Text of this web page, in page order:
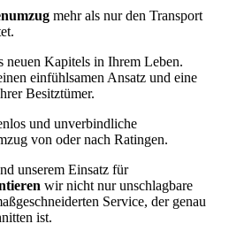
mehr als nur den Transport
neuen Kapitels in Ihrem Leben.
einfühlsamen Ansatz und eine
Besitztümer.
und unverbindliche
von oder nach Ratingen.
unserem Einsatz für
wir nicht nur unschlagbare
Service, der genau
ist.